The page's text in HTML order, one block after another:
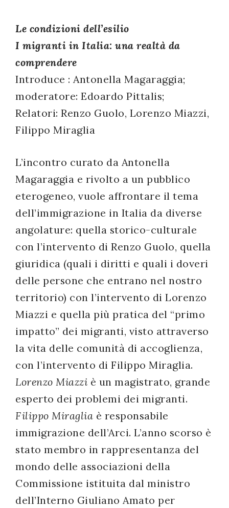
Le condizioni dell’esilio
I migranti in Italia: una realtà da
comprendere
Introduce : Antonella Magaraggia;
moderatore: Edoardo Pittalis;
Relatori: Renzo Guolo, Lorenzo Miazzi,
Filippo Miraglia
L’incontro curato da Antonella
Magaraggia e rivolto a un pubblico
eterogeneo, vuole affrontare il tema
dell’immigrazione in Italia da diverse
angolature: quella storico-culturale
con l’intervento di Renzo Guolo, quella
giuridica (quali i diritti e quali i doveri
delle persone che entrano nel nostro
territorio) con l’intervento di Lorenzo
Miazzi e quella più pratica del “primo
impatto” dei migranti, visto attraverso
la vita delle comunità di accoglienza,
con l’intervento di Filippo Miraglia.
Lorenzo Miazzi è un magistrato, grande
esperto dei problemi dei migranti.
Filippo Miraglia è responsabile
immigrazione dell’Arci. L’anno scorso è
stato membro in rappresentanza del
mondo delle associazioni della
Commissione istituita dal ministro
dell’Interno Giuliano Amato per
decreto
legislativo
196/03
Registrazione
avvenuta con
successo!